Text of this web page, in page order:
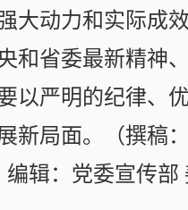
大动力和实际成
和省委最新精神
以严明的纪律、
局面。（撰稿
辑：党委宣传部